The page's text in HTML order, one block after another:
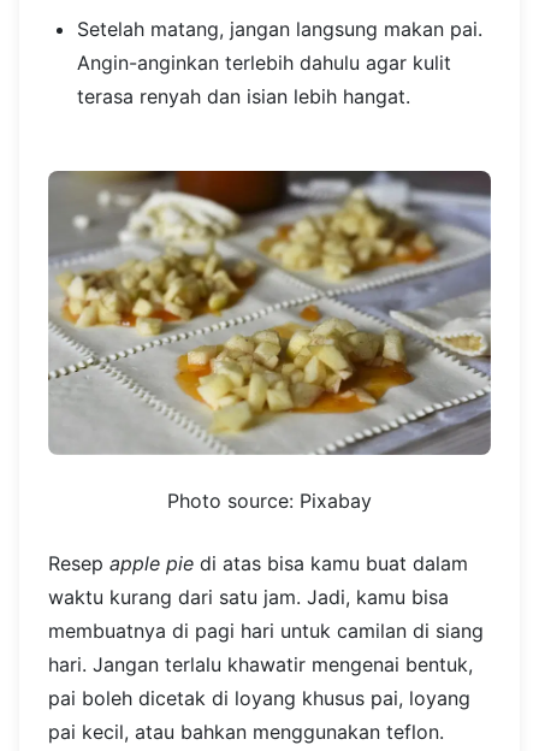
Setelah matang, jangan langsung makan pai.
Angin-anginkan terlebih dahulu agar kulit
terasa renyah dan isian lebih hangat.
Photo source: Pixabay
Resep apple pie di atas bisa kamu buat dalam
waktu kurang dari satu jam. Jadi, kamu bisa
membuatnya di pagi hari untuk camilan di siang
hari. Jangan terlalu khawatir mengenai bentuk,
pai boleh dicetak di loyang khusus pai, loyang
pai kecil, atau bahkan menggunakan teflon.